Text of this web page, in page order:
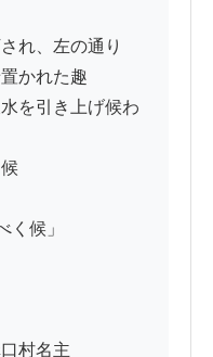
れ、左の通り
かれた趣
を引き上げ候わ
く候」
村名主